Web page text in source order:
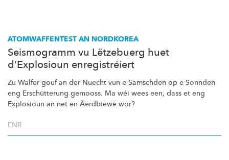
ATOMWAFFENTEST AN NORDKOREA
Seismogramm vu Lëtzebuerg huet
d’Explosioun enregistréiert
Zu Walfer gouf an der Nuecht vun e Samschden op e Sonnden
eng Erschütterung gemooss. Ma wéi wees een, dass et eng
Explosioun an net en Äerdbiewe wor?
FNR